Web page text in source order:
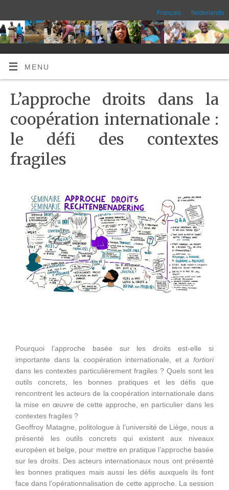
Français Nederlands
MENU
L’approche droits dans la
coopération internationale :
le défi des contextes
fragiles
Pourquoi l’approche basée sur les droits est-elle si
importante dans la coopération internationale, eta fortiori
dans les contextes particulièrement fragiles ? Quels sont les
outils concrets, les bonnes pratiques et les défis que
rencontrent les acteurs de la coopération internationale dans
la mise en œuvre de cette approche, en particulier dans les
contextes fragiles ?
Geoffroy Matagne, politologue à l’université de Liège, nous a
présenté les outils concrets qui existent aux niveaux
européen et belge, pour mettre en pratique l’approche basée
sur les droits. Des acteurs internationaux nous ont présenté
les bonnes pratiques mais aussi les défis auxquels ils font
face dans l’opérationnalisation de cette approche. La session